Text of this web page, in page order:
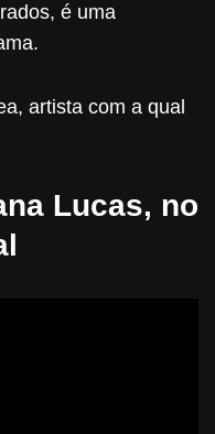
é uma
artista com a qual
Lucas, no